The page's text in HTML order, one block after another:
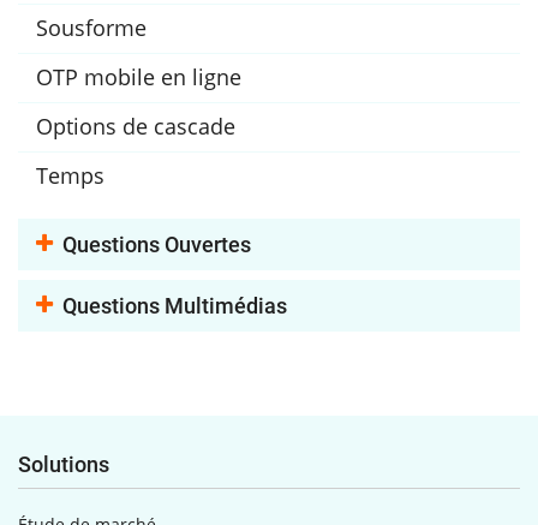
Sousforme
OTP mobile en ligne
Options de cascade
Temps
Questions Ouvertes
Questions Multimédias
Solutions